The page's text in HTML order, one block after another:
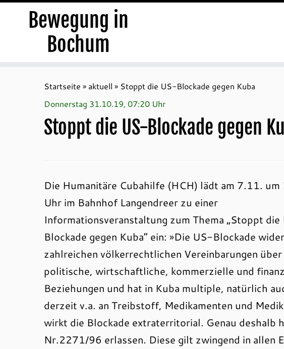
Bewegung in
Bochum
Startseite » aktuell » Stoppt die US-Blockade gegen Kuba
Donnerstag 31.10.19, 07:20 Uhr
Stoppt die US-Blockade gegen
Die Humanitäre Cubahilfe (HCH) lädt am 7.11.
Uhr im Bahnhof Langendreer zu einer
Informationsveranstaltung zum Thema „Stoppt die
Blockade gegen Kuba“ ein: »Die US-Blockade
zahlreichen völkerrechtlichen Vereinbarungen über
politische, wirtschaftliche, kommerzielle und
Beziehungen und hat in Kuba multiple, natürlich
derzeit v.a. an Treibstoff, Medikamenten und
wirkt die Blockade extraterritorial. Genau deshalb
Nr.2271/96 erlassen. Diese gilt zwingend in allen